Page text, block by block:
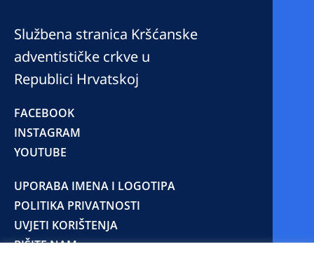
Službena stranica Kršćanske
adventističke crkve u
Republici Hrvatskoj
FACEBOOK
INSTAGRAM
YOUTUBE
UPORABA IMENA I LOGOTIPA
POLITIKA PRIVATNOSTI
UVJETI KORIŠTENJA
PIŠITE NAM